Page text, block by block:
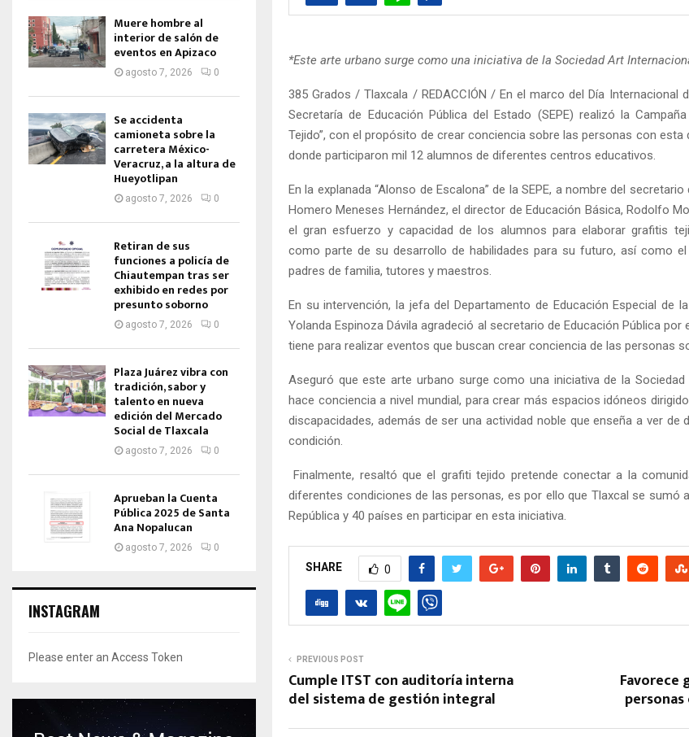
*Este arte urbano surge como una iniciativa de la Sociedad Art
385 Grados / Tlaxcala / REDACCIÓN / En el marco del Día Internacional
Secretaría de Educación Pública del Estado (SEPE) realizó la
Tejido”, con el propósito de crear conciencia sobre las personas con esta
donde participaron mil 12 alumnos de diferentes centros educativos.
En la explanada “Alonso de Escalona” de la SEPE, a nombre del secretario
Homero Meneses Hernández, el director de Educación Básica, Rodolfo
el gran esfuerzo y capacidad de los alumnos para elaborar grafitis
como parte de su desarrollo de habilidades para su futuro, así como
padres de familia, tutores y maestros.
En su intervención, la jefa del Departamento de Educación Especial de
Yolanda Espinoza Dávila agradeció al secretario de Educación Pública por
tiene para realizar eventos que buscan crear conciencia de las personas
Aseguró que este arte urbano surge como una iniciativa de la
hace conciencia a nivel mundial, para crear más espacios idóneos
discapacidades, además de ser una actividad noble que enseña a ver de
condición.
Finalmente, resaltó que el grafiti tejido pretende conectar a la
diferentes condiciones de las personas, es por ello que Tlaxcal se sumó
República y 40 países en participar en esta iniciativa.
SHARE 0
PREVIOUS POST
Cumple ITST con auditoría interna
del sistema de gestión integral
Favorece
Muere hombre al
interior de salón de
eventos en Apizaco
agosto 7, 2026 0
Se accidenta
camioneta sobre la
carretera México-
Veracruz, a la altura de
Hueyotlipan
agosto 7, 2026 0
Retiran de sus
funciones a policía de
Chiautempan tras ser
exhibido en redes por
presunto soborno
agosto 7, 2026 0
Plaza Juárez vibra con
tradición, sabor y
talento en nueva
edición del Mercado
Social de Tlaxcala
agosto 7, 2026 0
Aprueban la Cuenta
Pública 2025 de Santa
Ana Nopalucan
agosto 7, 2026 0
INSTAGRAM
Please enter an Access Token